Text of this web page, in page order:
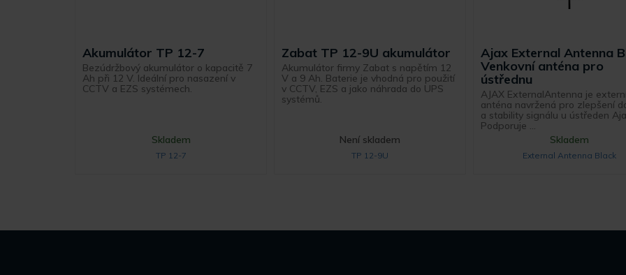
Akumulátor TP 12-7
Bezúdržbový akumulátor o kapacitě 7
Ah při 12 V. Ideální pro nasazení v
CCTV a EZS systémech.
Skladem
TP 12-7
Zabat TP 12-9U akumulátor
Akumulátor firmy Zabat s napětím 12
V a 9 Ah. Baterie je vhodná pro použití
v CCTV, EZS a jako náhrada do UPS
systémů.
Není skladem
TP 12-9U
Ajax External Antenna
Venkovní anténa pro
ústřednu
AJAX ExternalAntenna je
anténa navržená pro zlepšení
a stability signálu u ústředen
Podporuje ...
Skladem
External Antenna Black